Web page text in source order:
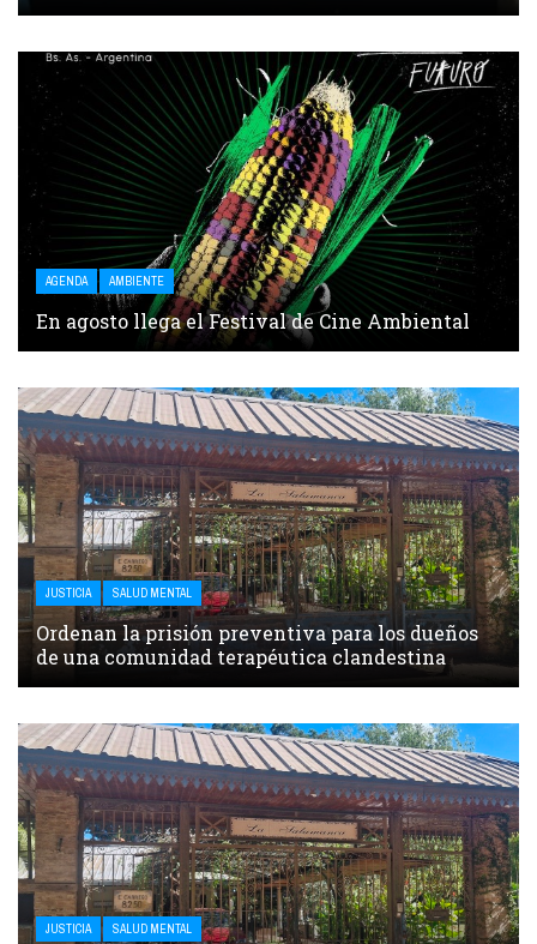
AGENDA AMBIENTE
En agosto llega el Festival de Cine Ambiental
JUSTICIA SALUD MENTAL
Ordenan la prisión preventiva para los dueños
de una comunidad terapéutica clandestina
JUSTICIA SALUD MENTAL